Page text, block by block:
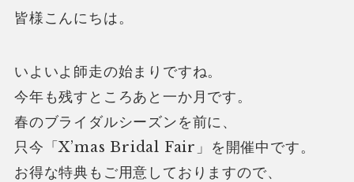
皆様こんにちは。
いよいよ師走の始まりですね。
今年も残すところあと一か月です。
春のブライダルシーズンを前に、
只今「X’mas Bridal Fair」を開催中です。
お得な特典もご用意しておりますので、